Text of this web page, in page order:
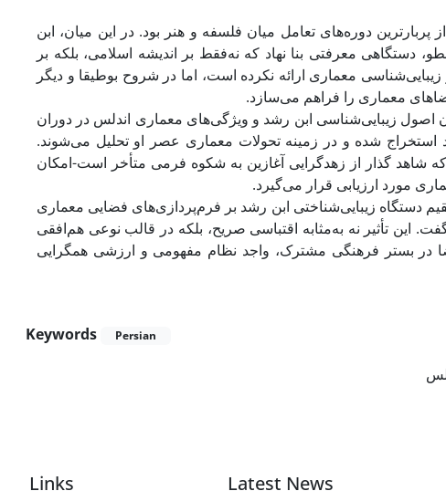
دوره‌های تعامل میان فلسفه و هنر بود. در این میان، ابن
دستگاهی معرفتی بنا نهاد که نه‌فقط بر اندیشه اسلامی، بلکه بر
معماری ارائه نکرده است، اما در شروح بوطیقا و دیگر
معماری را فراهم می‌سازد.
اصول زیبایی‌شناسی ابن رشد و ویژگی‌های معماری اندلس در دوران
استخراج شده و در زمینه تحولات معماری عصر او تحلیل می‌شوند.
گذار از زهدگرایی آغازین به شکوه فرمی متأخر است-امکان
مورد ارزیابی قرار می‌گیرد.
دستگاه زیبایی‌شناختی ابن رشد بر فرم‌پردازی‌های فضایی معماری
تأثیر نه به‌مثابه اقتباسی صریح، بلکه در قالب نوعی هم‌افقی
در بستر فرهنگی مشترک، واجد نظام مفهومی و ارزشی همگرایی
Keywords Persian
Links Latest News